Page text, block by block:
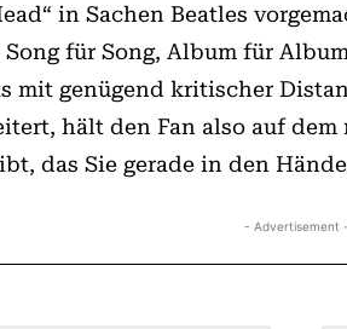
in Sachen Beatles
für Song, Album für
mit genügend kritischer
hält den Fan also auf
das Sie gerade in den
- Advertisement -